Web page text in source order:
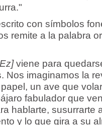
con símbolos
remite a la palabra
viene para
Nos imaginamos la
un ave que
fabulador que
hablarte, susurrarte
y lo que gira a su